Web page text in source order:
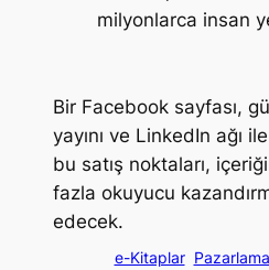
milyonlarca insan
Bir Facebook sayfası,
yayını ve LinkedIn ağı
bu satış noktaları,
fazla okuyucu
edecek.
e-Kitaplar Pazarlama